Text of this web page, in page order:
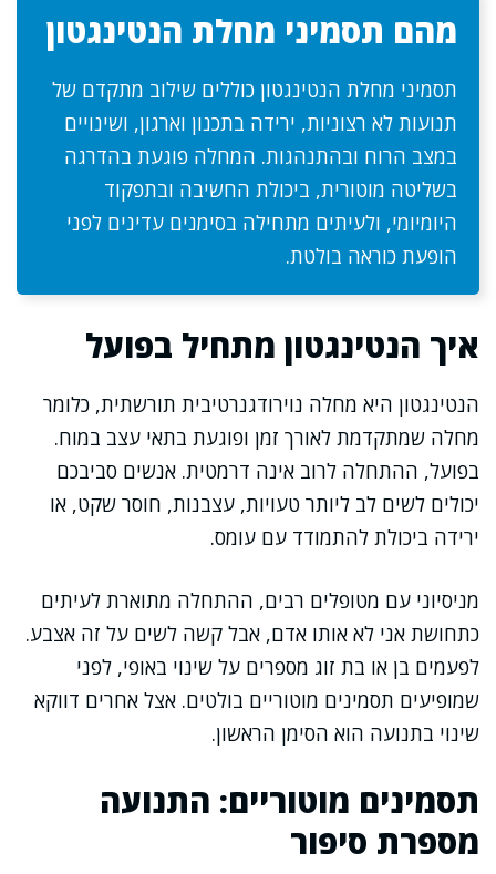
מהם תסמיני מחלת הנטינגטון
תסמיני מחלת הנטינגטון כוללים שילוב מתקדם של
תנועות לא רצוניות, ירידה בתכנון וארגון, ושינויים
במצב הרוח ובהתנהגות. המחלה פוגעת בהדרגה
בשליטה מוטורית, ביכולת החשיבה ובתפקוד
היומיומי, ולעיתים מתחילה בסימנים עדינים לפני
הופעת כוראה בולטת.
איך הנטינגטון מתחיל בפועל
הנטינגטון היא מחלה נוירודגנרטיבית תורשתית, כלומר
מחלה שמתקדמת לאורך זמן ופוגעת בתאי עצב במוח.
בפועל, ההתחלה לרוב אינה דרמטית. אנשים סביבכם
יכולים לשים לב ליותר טעויות, עצבנות, חוסר שקט, או
ירידה ביכולת להתמודד עם עומס.
מניסיוני עם מטופלים רבים, ההתחלה מתוארת לעיתים
כתחושת אני לא אותו אדם, אבל קשה לשים על זה אצבע.
לפעמים בן או בת זוג מספרים על שינוי באופי, לפני
שמופיעים תסמינים מוטוריים בולטים. אצל אחרים דווקא
שינוי בתנועה הוא הסימן הראשון.
תסמינים מוטוריים: התנועה
מספרת סיפור